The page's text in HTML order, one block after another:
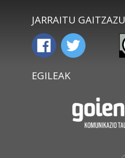
JARRAITU GAITZAZU
EGILEAK